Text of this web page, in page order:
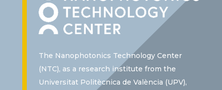
The Nanophotonics Technology Center
(NTC), as a research institute from the
Universitat Politècnica de València (UPV),